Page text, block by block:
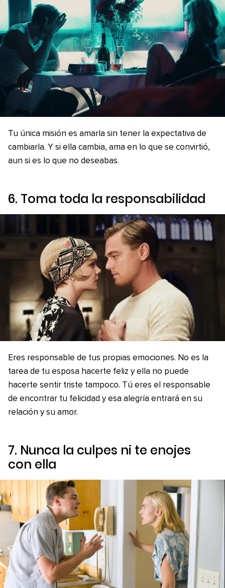
Tu única misión es amarla sin tener la expectativa de
cambiarla. Y si ella cambia, ama en lo que se convirtió,
aun si es lo que no deseabas.
6. Toma toda la responsabilidad
Eres responsable de tus propias emociones. No es la
tarea de tu esposa hacerte feliz y ella no puede
hacerte sentir triste tampoco. Tú eres el responsable
de encontrar tu felicidad y esa alegría entrará en su
relación y su amor.
7. Nunca la culpes ni te enojes
con ella